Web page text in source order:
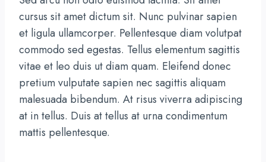
cursus sit amet dictum sit. Nunc pulvinar sapien
et ligula ullamcorper. Pellentesque diam volutpat
commodo sed egestas. Tellus elementum sagittis
vitae et leo duis ut diam quam. Eleifend donec
pretium vulputate sapien nec sagittis aliquam
malesuada bibendum. At risus viverra adipiscing
at in tellus. Duis at tellus at urna condimentum
mattis pellentesque.